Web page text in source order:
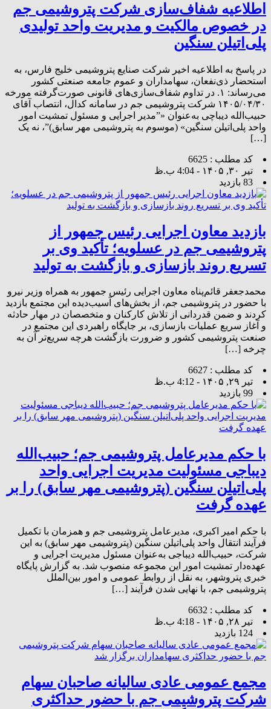
اطلاعیه شفاف‌سازی شرکت پتروشیمی جم
در خصوص مالکیت و مدیریت واحد تولیدی
پلی‌اتیلن سنگین
در پاسخ به اطلاعیه اخیر شرکت صنایع پتروشیمی خلیج فارس، به
استحضار ذی‌نفعان، سهامداران و عموم جامعه صنعتی کشور
می‌رساند: ۱. در تداوم شفاف‌سازی‌های قانونی صورت‌گرفته مورخه
۱۴۰۵/۰۴/۳۰ شرکت پتروشیمی جم در سامانه کدال، انتصاب آقای
حبیب‌الله دیباچی به‌عنوان «”مدیر اجرایی و مسئول تمشیت امور
واحد پلی‌اتیلن سنگین» (موسوم به پتروشیمی مهر سابق)”، نه یک
[…]
کد مطلب : 6625
تیر ۳۰, ۱۴۰۵ - 4:04 ب.ظ
83 بازدید
بازدید معاون اجرایی رئیس جمهور از
پتروشیمی جم در عسلویه؛ تأکید وی بر
تسریع روند بازسازی و بازگشت به تولید
محمدجعفر قائم‌پناه معاون اجرایی رئیس جمهور به همراه وزیر نیرو
با حضور در پتروشیمی جم، از بخش‌های آسیب‌دیده این مجتمع بازدید
کردند و ضمن قدردانی از تلاش کارکنان و متخصصان در مهار حادثه
و آغاز سریع عملیات بازسازی، بر جایگاه راهبردی این مجتمع در
صنعت پتروشیمی کشور و ضرورت بازگشت هرچه سریع‌تر آن به
چرخه […]
کد مطلب : 6627
تیر ۲۹, ۱۴۰۵ - 4:12 ب.ظ
99 بازدید
با حکم مدیرعامل پتروشیمی جم؛ حبیب‌الله
دیباجی مسئولیت مدیریت اجرایی واحد
پلی‌اتیلن سنگین (پتروشیمی مهر سابق) را بر
عهده گرفت
با حکم امیر اکبری، مدیرعامل پتروشیمی جم و همزمان با تکمیل
فرآیند انتقال واحد پلی‌اتیلن سنگین (پتروشیمی مهر سابق) به این
شرکت، حبیب‌الله دیباجی به‌عنوان مسئول مدیریت اجرایی و
عهده‌دار تمشیت امور این مجموعه منصوب شد. به گزارش پایگاه
خبری پتروشهر، به نقل از روابط عمومی و امور بین‌الملل
پتروشیمی جم، با نهایی شدن فرآیند […]
کد مطلب : 6632
تیر ۲۸, ۱۴۰۵ - 4:18 ب.ظ
124 بازدید
مجمع عمومی عادی سالیانه صاحبان سهام
شرکت پتروشیمی جم با حضور حداکثری